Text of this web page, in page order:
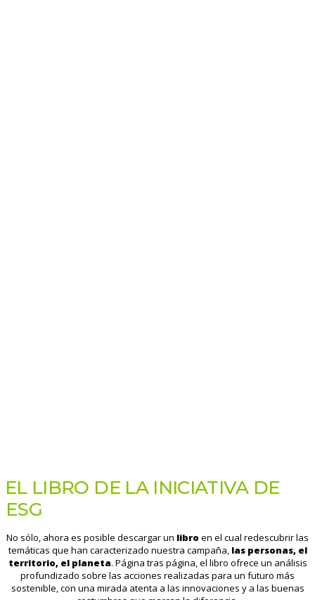
EL LIBRO DE LA INICIATIVA DE
ESG
No sólo, ahora es posible descargar un libro en el cual redescubrir las
temáticas que han caracterizado nuestra campaña, las personas, el
territorio, el planeta. Página tras página, el libro ofrece un análisis
profundizado sobre las acciones realizadas para un futuro más
sostenible, con una mirada atenta a las innovaciones y a las buenas